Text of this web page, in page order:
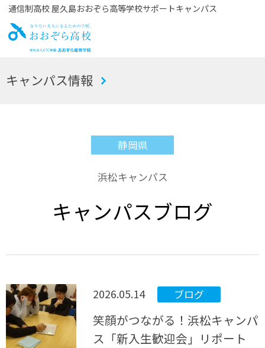
通信制高校 屋久島おおぞら高等学校サポートキャンパス
お
キャンパス情報
静岡県
浜松キャンパス
キャンパスブログ
2026.05.14 ブログ
笑顔がつながる！浜松キャンパ
ス「新入生歓迎会」リポート